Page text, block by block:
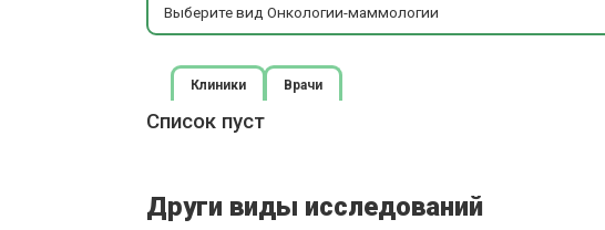
Выберите вид Онкологии-маммологии
Клиники Врачи
Список пуст
Други виды исследований